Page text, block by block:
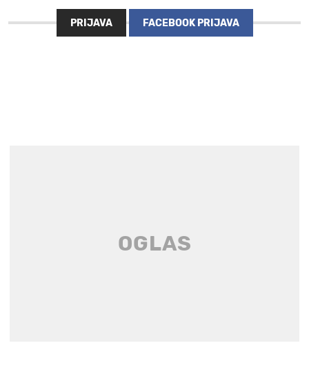
PRIJAVA FACEBOOK PRIJAVA